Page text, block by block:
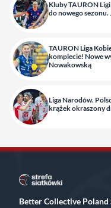
Kluby TAURON
do nowego
TAURON Liga
komplecie! Nowe
Nowakowską
Liga Narodów.
krążek okraszony
Better Collective Poland